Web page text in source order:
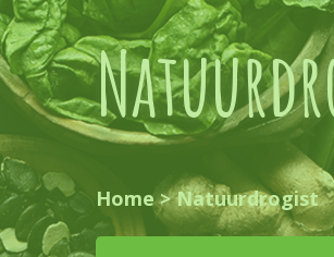
Home>Natuurdrogist